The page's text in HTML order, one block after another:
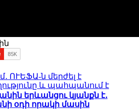
ՈՒԵՖԱ-ն մերժել է
և պահպանում է
երևանցու կյանքն է․
օդի որակի մասին